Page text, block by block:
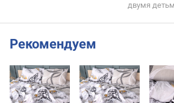
двумя
Рекомендуем